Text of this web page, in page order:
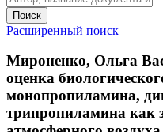
Поиск
Расширенный поиск
Мироненко, Ольга
оценка
монопропиламина,
трипропиламина как